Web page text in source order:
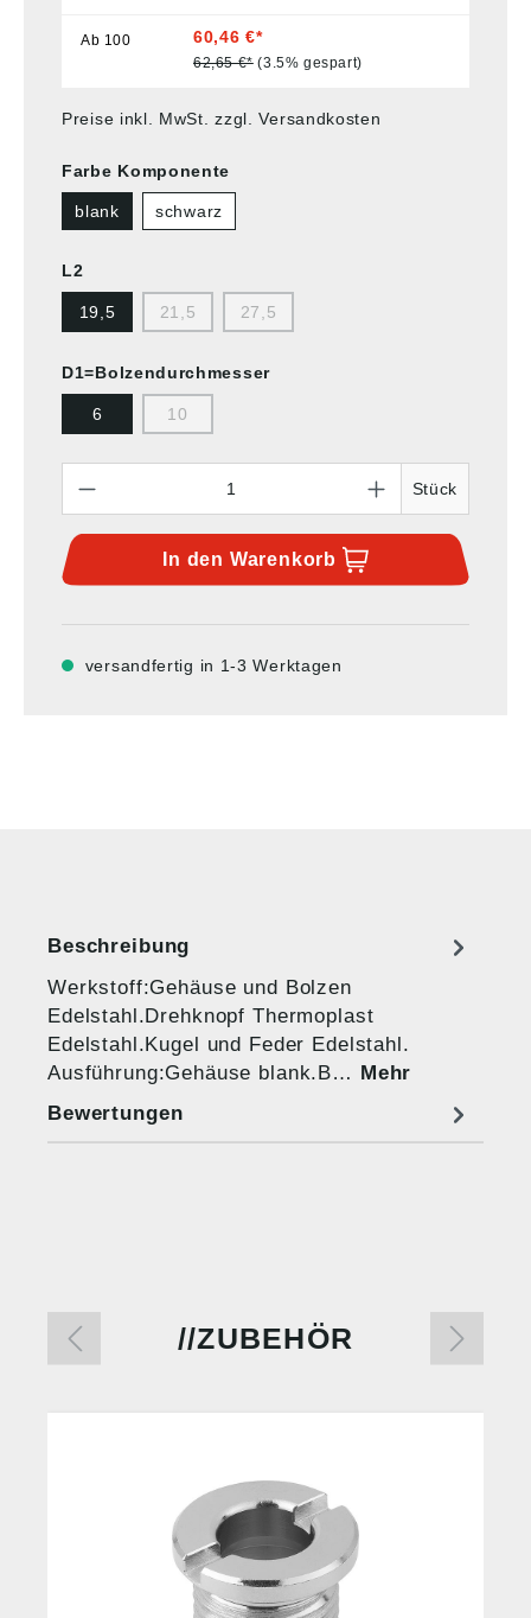
Ab 100 60,46 €*
62,65 €* (3.5% gespart)
Preise inkl. MwSt. zzgl. Versandkosten
Farbe Komponente
blank schwarz
L2
19,5 21,5 27,5
D1=Bolzendurchmesser
6 10
Stück
In den Warenkorb
versandfertig in 1-3 Werktagen
Beschreibung
Werkstoff:Gehäuse und Bolzen
Edelstahl.Drehknopf Thermoplast
Edelstahl.Kugel und Feder Edelstahl.
Ausführung:Gehäuse blank.B… Mehr
Bewertungen
ZUBEHÖR